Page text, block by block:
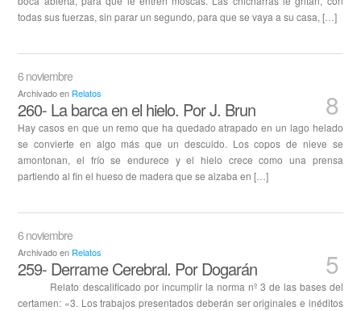
todas sus fuerzas, sin parar un segundo, para que se vaya a su casa, […]
6 noviembre
Archivado en Relatos 8
260- La barca en el hielo. Por J. Brun
Hay casos en que un remo que ha quedado atrapado en un lago helado
se convierte en algo más que un descuido. Los copos de nieve se
amontonan, el frío se endurece y el hielo crece como una prensa
partiendo al fin el hueso de madera que se alzaba en […]
6 noviembre
Archivado en Relatos 5
259- Derrame Cerebral. Por Dogarán
Relato descalificado por incumplir la norma nº 3 de las bases del
certamen: «3. Los trabajos presentados deberán ser originales e inéditos